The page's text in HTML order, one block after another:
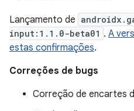
Lançamento de
input:1.1.0-beta01 . A
estas confirmações.
Correções de bugs
Correção de encartes